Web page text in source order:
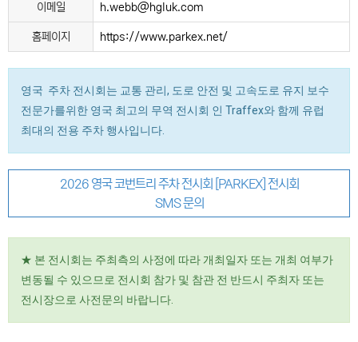
이메일 h.webb@hgluk.com
홈페이지 https://www.parkex.net/
영국 주차 전시회는 교통 관리, 도로 안전 및 고속도로 유지 보수
전문가를위한 영국 최고의 무역 전시회 인 Traffex와 함께 유럽
최대의 전용 주차 행사입니다.
2026 영국 코번트리 주차 전시회 [PARKEX] 전시회
SMS 문의
★ 본 전시회는 주최측의 사정에 따라 개최일자 또는 개최 여부가
변동될 수 있으므로 전시회 참가 및 참관 전 반드시 주최자 또는
전시장으로 사전문의 바랍니다.